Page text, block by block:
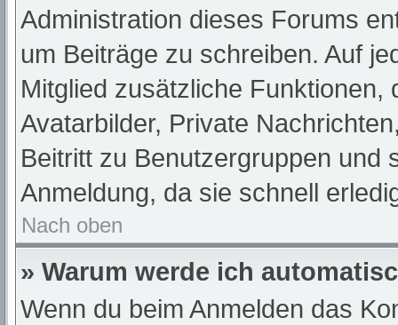
Administration dieses Forums
um Beiträge zu schreiben. Auf
Mitglied zusätzliche
Avatarbilder, Private
Beitritt zu Benutzergruppen und
Anmeldung, da sie schnell
Nach oben
» Warum werde ich
Wenn du beim Anmelden das